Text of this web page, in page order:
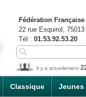
Classique Jeunes
Fédération
22 rue Esquirol,
Tél : 01.53.92.53.20
Il y a actuellement